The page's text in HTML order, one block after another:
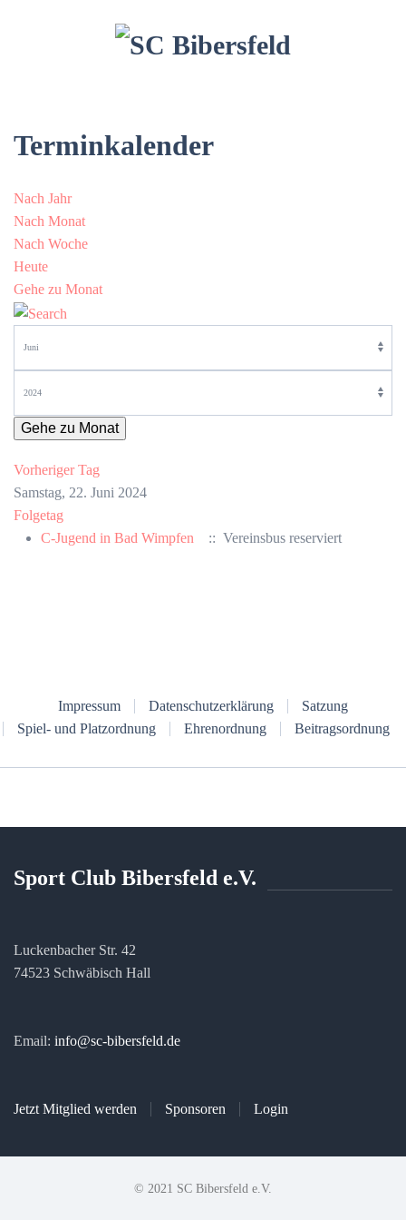
Terminkalender
Nach Jahr
Nach Monat
Nach Woche
Heute
Gehe zu Monat
Gehe zu Monat
Vorheriger Tag
Samstag, 22. Juni 2024
Folgetag
C-Jugend in Bad Wimpfen
:: Vereinsbus reserviert
Impressum Datenschutzerklärung
Satzung
Spiel- und Platzordnung
Ehrenordnung Beitragsordnung
Sport Club Bibersfeld e.V.
Luckenbacher Str. 42
74523 Schwäbisch Hall
Email: info@sc-bibersfeld.de
Jetzt Mitglied werden Sponsoren Login
© 2021 SC Bibersfeld e.V.